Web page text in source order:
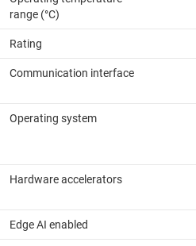
range (°C)
Rating
Communication interface
Operating system
Hardware accelerators
Edge AI enabled